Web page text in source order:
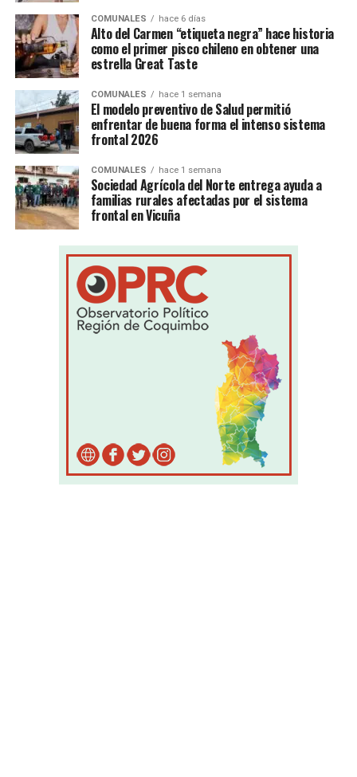
COMUNALES hace 6 días
Alto del Carmen “etiqueta negra” hace historia
como el primer pisco chileno en obtener una
estrella Great Taste
COMUNALES hace 1 semana
El modelo preventivo de Salud permitió
enfrentar de buena forma el intenso sistema
frontal 2026
COMUNALES hace 1 semana
Sociedad Agrícola del Norte entrega ayuda a
familias rurales afectadas por el sistema
frontal en Vicuña